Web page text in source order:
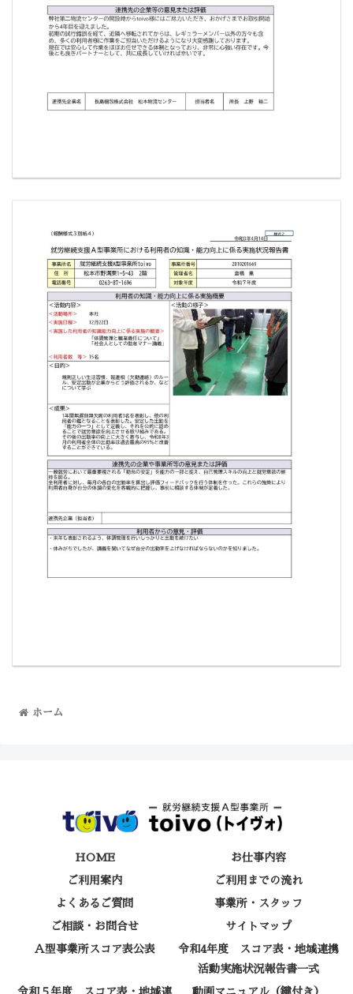
ホーム
HOME お仕事内容
ご利用案内 ご利用までの流れ
よくあるご質問 事業所・スタッフ
ご相談・お問合せ サイトマップ
Ａ型事業所スコア表公表
令和4年度 スコア表・地域連携
活動実施状況報告書一式
令和５年度 スコア表・地域連 動画マニュアル（鍵付き）